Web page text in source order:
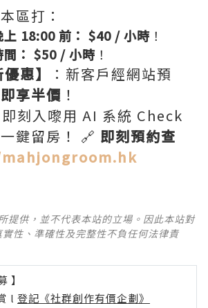
區打：
18:00 前： $40 / 小時 ！
： $50 / 小時 ！
惠】
：新客戶經網站預
享半價 ！
即刻入嚟用 AI 系統 Check
鍵留房！ 🔗 即刻預約查
提供，並不代表本站的立場。因此本站對
性、準確性及完整性不負任何法律責
】
l 登記《社群創作有價企劃》